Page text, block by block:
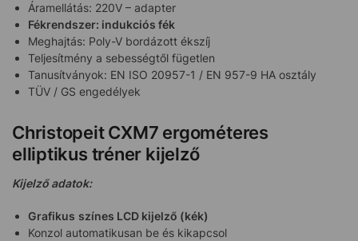
Áramellátás: 220V – adapter
Fékrendszer: indukciós fék
Meghajtás: Poly-V bordázott ékszíj
Teljesítmény a sebességtől fügetlen
Tanusítványok: EN ISO 20957-1 / EN 957-9 HA osztály
TÜV / GS engedélyek
Christopeit CXM7 ergométeres
elliptikus tréner kijelző
Kijelző adatok:
Grafikus színes LCD kijelző (kék)
Konzol automatikusan be és kikapcsol